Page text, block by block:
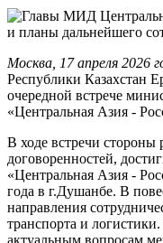
Москва, 17 апреля 2026
Республики Казахстан
очередной встрече
«Центральная Азия -
В ходе встречи стороны
договоренностей,
«Центральная Азия -
года в г.Душанбе. В
направления
транспорта и